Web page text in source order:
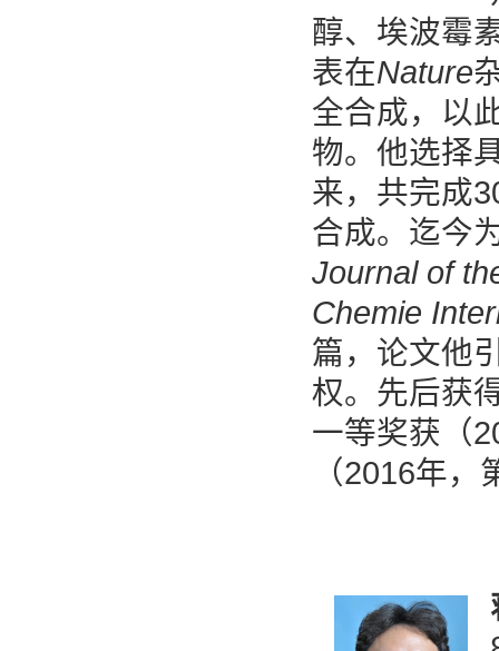
醇、埃波霉
表在Nature
全合成，以
物。他选择
来，共完成
合成。迄今
Journal of
Chemie
篇，论文他
权。先后获
一等奖获（
（2016年